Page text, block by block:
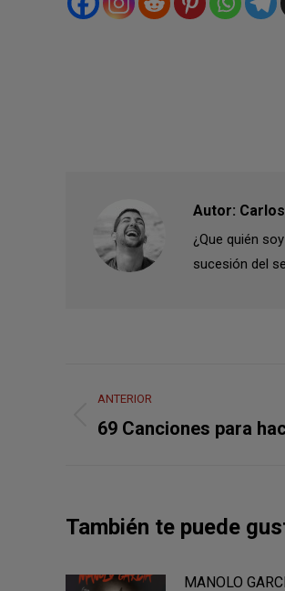
Autor:
¿Que quién
sucesión del
entre
ANTERIOR
Publicación
69 Canciones para
También te puede
MANOLO